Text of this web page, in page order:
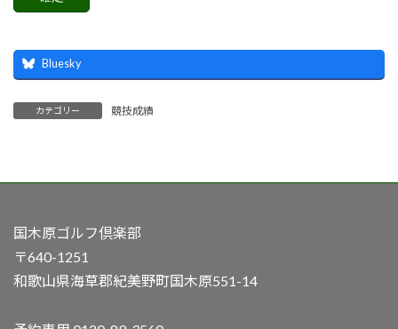
Bluesky
カテゴリー 競技成績
国木原ゴルフ倶楽部
〒640-1251
和歌山県海草郡紀美野町国木原551-14